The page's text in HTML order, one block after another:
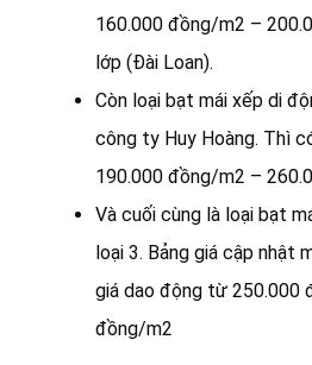
160.000 đồng/m2 –
lớp (Đài Loan).
Còn loại bạt mái xếp di
công ty Huy Hoàng. Thì
190.000 đồng/m2 –
Và cuối cùng là loại bạt
loại 3. Bảng giá cập nhật
giá dao động từ 250.000
đồng/m2